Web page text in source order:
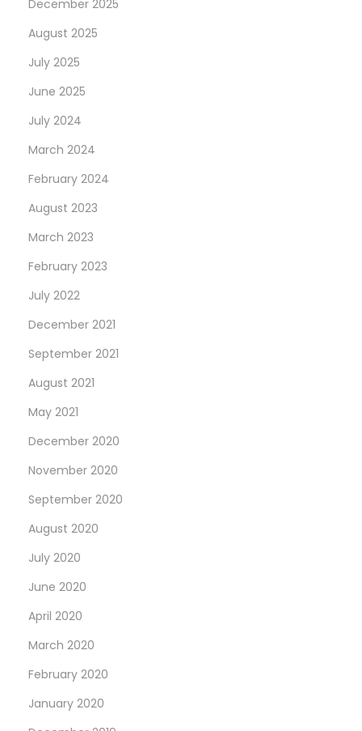
December 2025
August 2025
July 2025
June 2025
July 2024
March 2024
February 2024
August 2023
March 2023
February 2023
July 2022
December 2021
September 2021
August 2021
May 2021
December 2020
November 2020
September 2020
August 2020
July 2020
June 2020
April 2020
March 2020
February 2020
January 2020